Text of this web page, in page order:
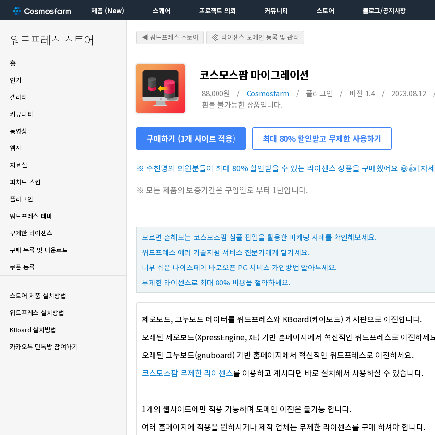
제품 (New) 스퀘어 프로젝트 의뢰 커뮤니티 스토어 블로그/공지사항
워드프레스 스토어
홈
인기
갤러리
커뮤니티
동영상
웹진
자료실
피처드 스킨
플러그인
워드프레스 테마
무제한 라이센스
구매 목록 및 다운로드
쿠폰 등록
스토어 제품 설치방법
워드프레스 설치방법
KBoard 설치방법
카카오톡 단톡방 참여하기
◀ 워드프레스 스토어 라이센스 도메인 등록 및 관리
코스모스팜 마이그레이션
88,000원 / Cosmosfarm / 플러그인 / 버전 1.4 / 2023.08.12
환불 불가능한 상품입니다.
구매하기 (1개 사이트 적용) 최대 80% 할인받고 무제한 사용하기
※ 수천명의 회원분들이 최대 80% 할인받을 수 있는 라이센스 상품을 구매했어요 😀👍 [자
※ 모든 제품의 보증기간은 구입일로 부터 1년입니다.
모르면 손해보는 코스모스팜 심플 팝업을 활용한 마케팅 사례를 확인해보세요.
워드프레스 에러 기술지원 서비스 전문가에게 맡기세요.
너무 쉬운 나이스페이 바로오픈 PG 서비스 가입방법 알아두세요.
무제한 라이센스로 최대 80% 비용을 절약하세요.
제로보드, 그누보드 데이터를 워드프레스와 KBoard(케이보드) 게시판으로 이전합니다.
오래된 제로보드(XpressEngine, XE) 기반 홈페이지에서 혁신적인 워드프레스로 이전하세
오래된 그누보드(gnuboard) 기반 홈페이지에서 혁신적인 워드프레스로 이전하세요.
코스모스팜 무제한 라이센스를 이용하고 계시다면 바로 설치해서 사용하실 수 있습니다.
1개의 웹사이트에만 적용 가능하며 도메인 이전은 불가능 합니다.
여러 홈페이지에 적용을 원하시거나 제작 업체는 무제한 라이센스를 구매 하셔야 합니다.